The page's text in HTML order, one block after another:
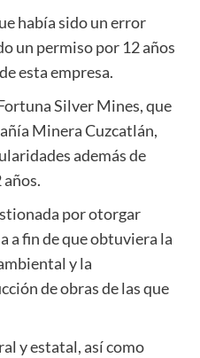
había sido un error
un permiso por 12 años
esta empresa.
Silver Mines, que
Minera Cuzcatlán,
además de
por otorgar
a fin de que obtuviera la
y la
de obras de las que
y estatal, así como